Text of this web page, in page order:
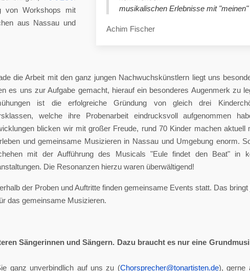
musikalischen Erlebnisse mit
Achim Fischer
von Workshops mit
aus Nassau und
die Arbeit mit den ganz jungen Nachwuchskünstlern liegt uns
es uns zur Aufgabe gemacht, hierauf ein besonderes Augenmerk zu
ist die erfolgreiche Gründung von gleich drei
welche ihre Probenarbeit eindrucksvoll aufgenommen
blicken wir mit großer Freude, rund 70 Kinder machen aktuell
und gemeinsame Musizieren in Nassau und Umgebung enorm.
mit der Aufführung des Musicals "Eule findet den Beat" in
Die Resonanzen hierzu waren überwältigend!
der Proben und Auftritte finden gemeinsame Events statt. Das
das gemeinsame Musizieren.
Sängerinnen und Sängern. Dazu braucht es nur eine
ganz unverbindlich auf uns zu (Chorsprecher@tonartisten.de), gerne